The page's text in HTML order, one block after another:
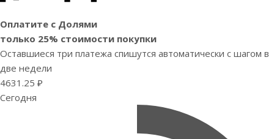
Оплатите с Долями
только 25% стоимости покупки
Оставшиеся три платежа спишутся автоматически с шагом в
две недели
4631.25 ₽
Сегодня